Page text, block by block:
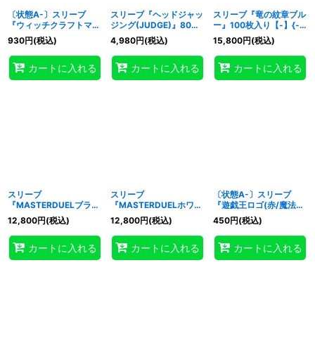
〔状態A-〕スリーブ
『ウィッチクラフトマス
ターヴェール(SD)』20
枚入り【-】{-}《スリー
ブ》
930円(税込)
カートに入れる
スリーブ『ヘッドジャッ
ジング(JUDGE)』80枚
入り【-】{-}《スリー
ブ》
4,980円(税込)
カートに入れる
スリーブ『竜の紋章ブル
ー』100枚入り【-】{-}
《スリーブ》
15,800円(税込)
カートに入れる
スリーブ
『MASTERDUELブラッ
ク』100枚入り【-】{-}
《スリーブ》
12,800円(税込)
カートに入れる
スリーブ
『MASTERDUELホワイ
ト』100枚入り【-】{-}
《スリーブ》
12,800円(税込)
カートに入れる
〔状態A-〕スリーブ
『遊戯王ロゴ(赤/魔法
陣)(遊戯王の日)』20枚
入り【-】{-}《スリー
ブ》
450円(税込)
カートに入れる